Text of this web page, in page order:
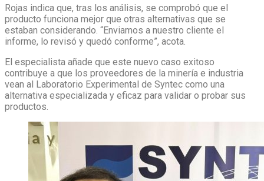
Rojas indica que, tras los análisis, se comprobó que el
producto funciona mejor que otras alternativas que se
estaban considerando. “Enviamos a nuestro cliente el
informe, lo revisó y quedó conforme”, acota.
El especialista añade que este nuevo caso exitoso
contribuye a que los proveedores de la minería e industria
vean al Laboratorio Experimental de Syntec como una
alternativa especializada y eficaz para validar o probar sus
productos.